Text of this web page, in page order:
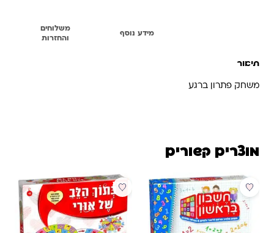
מידע נוסף
משלוחים
והחזרות
תיאור
משחק פתרון ברגע
מוצרים קשורים
מבצע